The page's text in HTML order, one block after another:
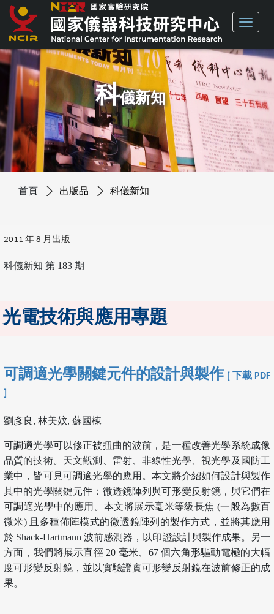
科儀新知
首頁 出版品 科儀新知
2011 年 8 月出版
科儀新知 第 183 期
光電技術與應用專題
可調適光學關鍵元件的設計與製作
[ 下載 PDF
劉彥良, 林美妏, 蘇國棟
可調適光學可以修正被扭曲的波前，是一種改善光學系統成像
品質的技術。天文觀測、雷射、非線性光學、視光學及國防工
業中，皆可見可調適光學的應用。本文將介紹如何設計與製作
其中的光學關鍵元件：微透鏡陣列與可形變反射鏡，與它們在
可調適光學中的應用。本文將展示毫米等級長焦 (一般為數百
微米) 且多種佈陣模式的微透鏡陣列的製作方式，並將其應用
於 Shack-Hartmann 波前感測器，以印證設計與製作成果。另一
方面，我們將展示直徑 20 毫米、67 個六角形驅動電極的大幅
度可形變反射鏡，並以實驗證實可形變反射鏡在波前修正的成
果。